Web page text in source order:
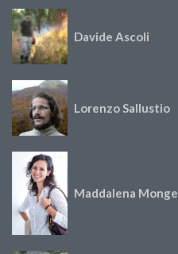
Davide Ascoli
Lorenzo Sallustio
Maddalena Monge